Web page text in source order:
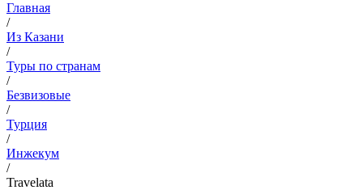
Главная
/
Из Казани
/
Туры по странам
/
Безвизовые
/
Турция
/
Инжекум
/
Travelata